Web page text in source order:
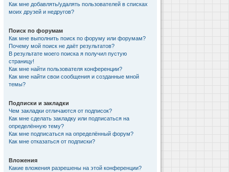
Как мне добавлять/удалять пользователей в списках
моих друзей и недругов?
Поиск по форумам
Как мне выполнить поиск по форуму или форумам?
Почему мой поиск не даёт результатов?
В результате моего поиска я получил пустую
страницу!
Как мне найти пользователя конференции?
Как мне найти свои сообщения и созданные мной
темы?
Подписки и закладки
Чем закладки отличаются от подписок?
Как мне сделать закладку или подписаться на
определённую тему?
Как мне подписаться на определённый форум?
Как мне отказаться от подписки?
Вложения
Какие вложения разрешены на этой конференции?